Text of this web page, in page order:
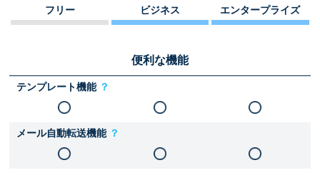
フリー ビジネス エンタープライズ
便利な機能
テンプレート機能 ？
メール自動転送機能 ？